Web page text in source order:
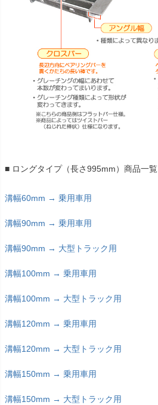
■ ロングタイプ（長さ995mm）商品一覧
溝幅60mm → 乗用車用
溝幅90mm → 乗用車用
溝幅90mm → 大型トラック用
溝幅100mm → 乗用車用
溝幅100mm → 大型トラック用
溝幅120mm → 乗用車用
溝幅120mm → 大型トラック用
溝幅150mm → 乗用車用
溝幅150mm → 大型トラック用